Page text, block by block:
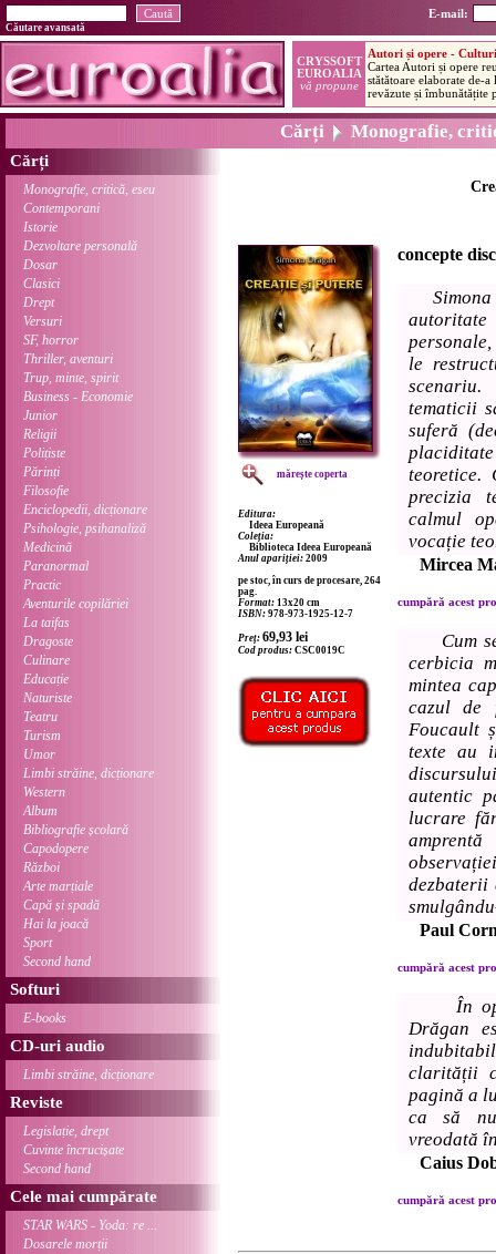
E-mail:
Căutare avansată
Cărți Monografie,
Cărți
Monografie, critică, eseu
Contemporani
Istorie
Dezvoltare personală
Dosar
Clasici
Drept
Versuri
SF, horror
Thriller, aventuri
Trup, minte, spirit
Business - Economie
Junior
Religii
Polițiste
Părinți
Filosofie
Enciclopedii, dicționare
Psihologie, psihanaliză
Medicină
Paranormal
Practic
Aventurile copilăriei
La taifas
Dragoste
Culinare
Educație
Naturiste
Teatru
Turism
Umor
Limbi străine, dicționare
Western
Album
Bibliografie școlară
Capodopere
Război
Arte marțiale
Capă și spadă
Hai la joacă
Sport
Second hand
Softuri
E-books
CD-uri audio
Limbi străine, dicționare
Reviste
Legislație, drept
Cuvinte încrucișate
Second hand
Cele mai cumpărate
STAR WARS - Yoda: re ...
Dosarele morții
mărește coperta
Editura:
Ideea Europeană
Coleția:
Biblioteca Ideea Europeană
Anul apariției: 2009
pe stoc, în curs de procesare, 264
pag.
Format: 13x20 cm
ISBN: 978-973-1925-12-7
Preț: 69,93 lei
Cod produs: CSC0019C
concepte
autoritate
le
tematicii
suferă
teoretice.
precizia
calmul
vocație
Mircea
cumpără acest
Cum
cerbicia
mintea
cazul de
Foucault
texte au
autentic
lucrare
dezbaterii
Paul
cumpără acest
În
Drăgan
clarității
pagină a
ca să
vreodată
Caius
cumpără acest